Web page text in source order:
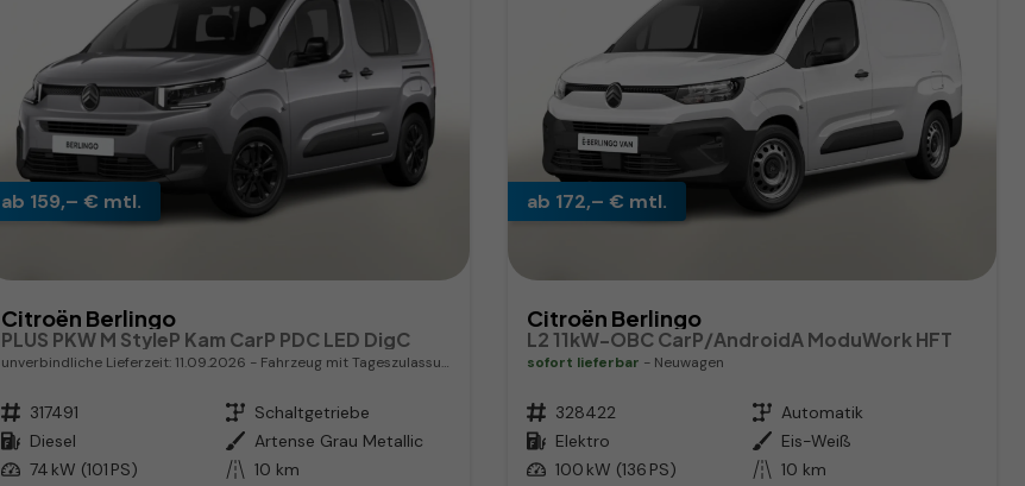
ab 159,– € mtl.
Citroën Berlingo
PLUS PKW M StyleP Kam CarP PDC LED DigC
unverbindliche Lieferzeit: 11.09.2026 Fahrzeug mit Tageszulassung
Fahrzeugnr. 317491 Getriebe Schaltgetriebe
Kraftstoff Diesel Außenfarbe Artense Grau Metallic
Leistung 74 kW (101 PS) Kilometerstand 10 km
ab 172,– € mtl.
Citroën Berlingo
L2 11kW-OBC CarP/AndroidA ModuWork HFT
sofort lieferbar Neuwagen
Fahrzeugnr. 328422 Getriebe Automatik
Kraftstoff Elektro Außenfarbe Eis-Weiß
Leistung 100 kW (136 PS) Kilometerstand 10 km